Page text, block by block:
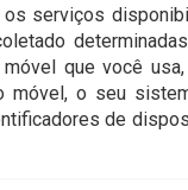
serviços
que você
o seu
de